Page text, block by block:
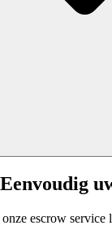
escrow service